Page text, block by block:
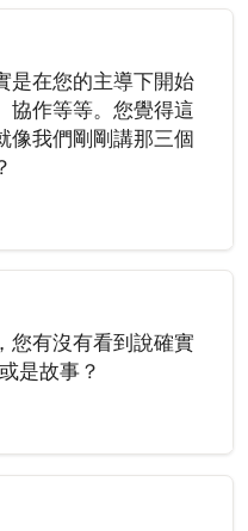
是在您的主導下開始
協作等等。您覺得這
像我們剛剛講那三個
您有沒有看到說確實
是故事？